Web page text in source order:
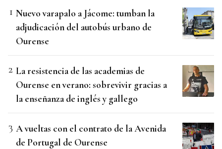
Nuevo varapalo a Jácome: tumban la
adjudicación del autobús urbano de
Ourense
La resistencia de las academias de
Ourense en verano: sobrevivir gracias a
la enseñanza de inglés y gallego
A vueltas con el contrato de la Avenida
de Portugal de Ourense